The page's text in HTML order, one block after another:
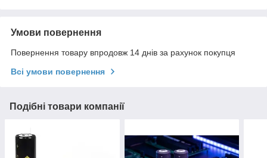
Умови повернення
Повернення товару впродовж 14 днів за рахунок покупця
Всі умови повернення
Подібні товари компанії